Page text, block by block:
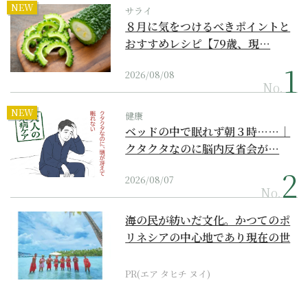
NEW サライ
８月に気をつけるべきポイントと
おすすめレシピ【79歳、現…
2026/08/08
No.
NEW 健康
ベッドの中で眠れず朝３時……｜
クタクタなのに脳内反省会が…
2026/08/07
No.
海の民が紡いだ文化。かつてのポ
リネシアの中心地であり現在の世
PR(エア タヒチ ヌイ)